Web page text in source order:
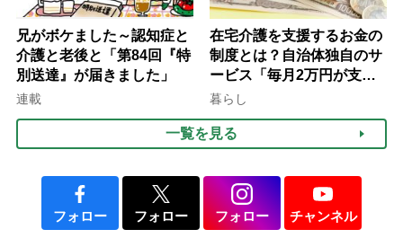
兄がボケました～認知症と
介護と老後と「第84回『特
別送達』が届きました」
連載
在宅介護を支援するお金の
制度とは？自治体独自のサ
ービス「毎月2万円が支給
される」ケースも【FP解
暮らし
一覧を見る
フォロー フォロー フォロー チャンネル